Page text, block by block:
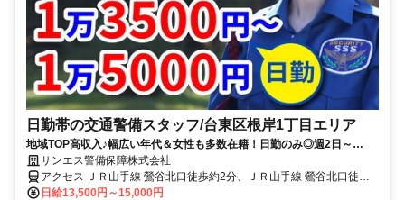
日勤帯の交通警備スタッフ/台東区根岸1丁目エリア
地域TOP高収入♪幅広い年代＆女性も多数在籍！日勤のみ◎週2日～
OK！サンエス警備保障株式会社
アクセス ＪＲ山手線 鶯谷北口徒歩約2分、ＪＲ山手線 鶯谷北口徒歩
約2分、東京メトロ日比谷線 入谷（東京都）2番口徒歩約8分 直行直
日給13,500円～15,000円